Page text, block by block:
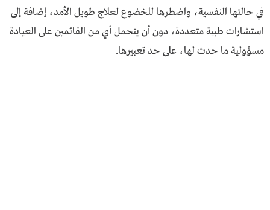
في حالتها النفسية، واضطرها للخضوع لعلاج طويل الأمد، إضافة إلى
استشارات طبية متعددة، دون أن يتحمل أي من القائمين على العيادة
مسؤولية ما حدث لها، على حد تعبيرها.